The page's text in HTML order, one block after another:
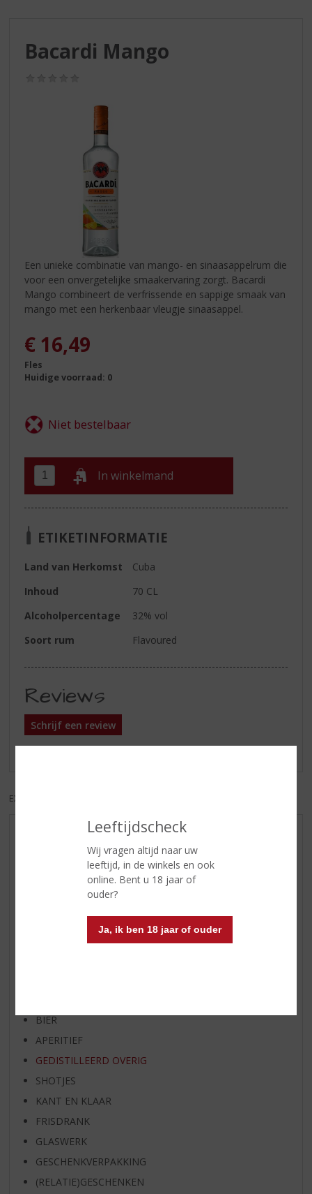
Leeftijdscheck
Wij vragen altijd naar uw
leeftijd, in de winkels en ook
online. Bent u 18 jaar of
ouder?
Ja, ik ben 18 jaar of ouder
Bacardi Mango
Een unieke combinatie van mango- en sinaasappelrum die
voor een onvergetelijke smaakervaring zorgt. Bacardi
Mango combineert de verfrissende en sappige smaak van
mango met een herkenbaar vleugje sinaasappel.
€ 16,49
Fles
Huidige voorraad: 0
In winkelmand
ETIKETINFORMATIE
Land van Herkomst
Cuba
Inhoud
70 CL
Alcoholpercentage
32% vol
Soort rum
Flavoured
Reviews
Schrijf een review
Er zijn nog geen reviews geplaatst voor dit product
EXCL. BTW
WIJN VAN DE MAAND
WHISKY VAN DE MAAND
RUM VAN DE MAAND
BIER VAN DE MAAND
SPIRIT VAN DE MAAND
BIER
APERITIEF
GEDISTILLEERD OVERIG
SHOTJES
KANT EN KLAAR
FRISDRANK
GLASWERK
GESCHENKVERPAKKING
(RELATIE)GESCHENKEN